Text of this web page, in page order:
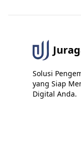
Solusi
yang Siap
Digital Anda.